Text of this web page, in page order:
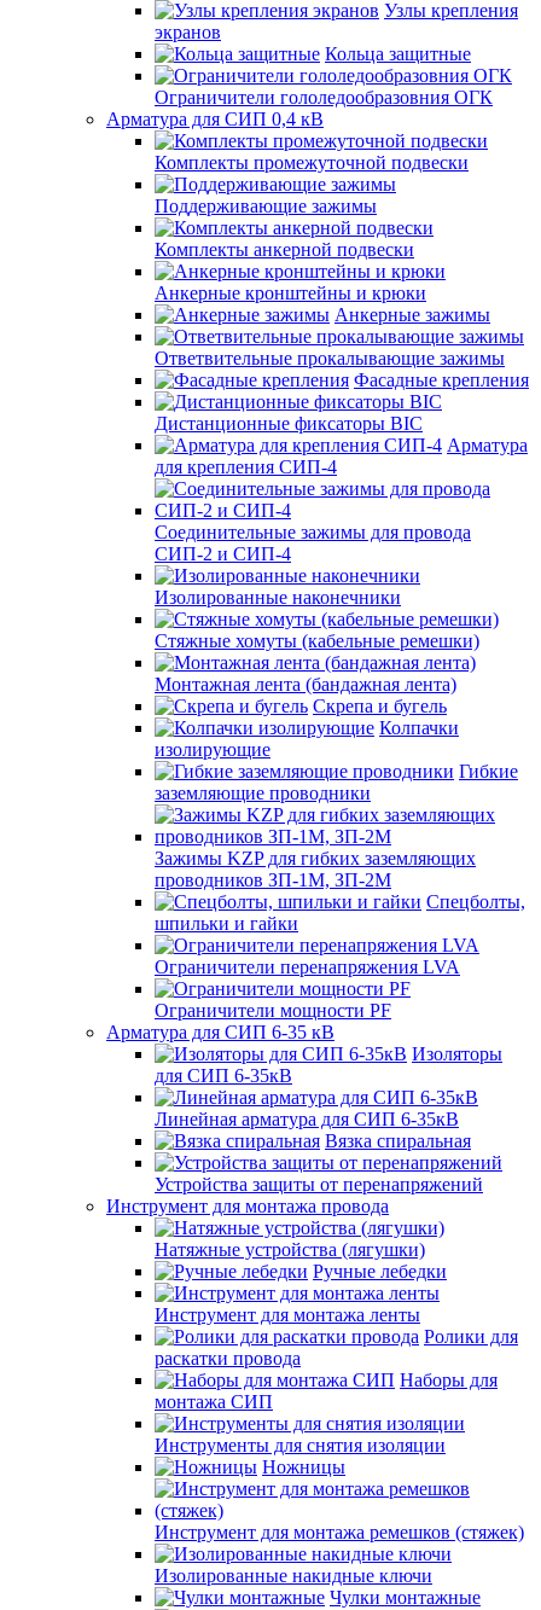
Узлы крепления
экранов
Кольца защитные
Ограничители гололедообразовния ОГК
Арматура для СИП 0,4 кВ
Комплекты промежуточной подвески
Поддерживающие зажимы
Комплекты анкерной подвески
Анкерные кронштейны и крюки
Анкерные зажимы
Ответвительные прокалывающие зажимы
Фасадные крепления
Дистанционные фиксаторы BIC
Арматура
для крепления СИП-4
Соединительные зажимы для провода
СИП-2 и СИП-4
Изолированные наконечники
Стяжные хомуты (кабельные ремешки)
Монтажная лента (бандажная лента)
Скрепа и бугель
Колпачки
изолирующие
Гибкие
заземляющие проводники
Зажимы KZP для гибких заземляющих
проводников ЗП-1М, ЗП-2М
Спецболты,
шпильки и гайки
Ограничители перенапряжения LVA
Ограничители мощности PF
Арматура для СИП 6-35 кВ
Изоляторы
для СИП 6-35кВ
Линейная арматура для СИП 6-35кВ
Вязка спиральная
Устройства защиты от перенапряжений
Инструмент для монтажа провода
Натяжные устройства (лягушки)
Ручные лебедки
Инструмент для монтажа ленты
Ролики для
раскатки провода
Наборы для
монтажа СИП
Инструменты для снятия изоляции
Ножницы
Инструмент для монтажа ремешков (стяжек)
Изолированные накидные ключи
Чулки монтажные